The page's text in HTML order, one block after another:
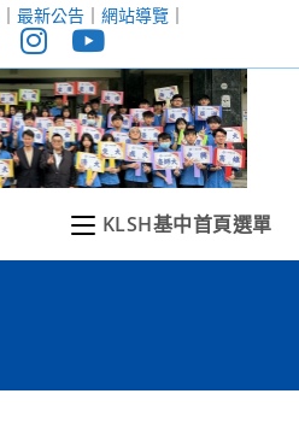
｜ 最新公告｜ 網站導覽｜
KLSH基中首頁選單